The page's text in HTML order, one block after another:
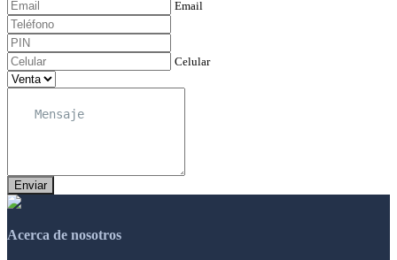
Email
Celular
Enviar
Acerca de nosotros